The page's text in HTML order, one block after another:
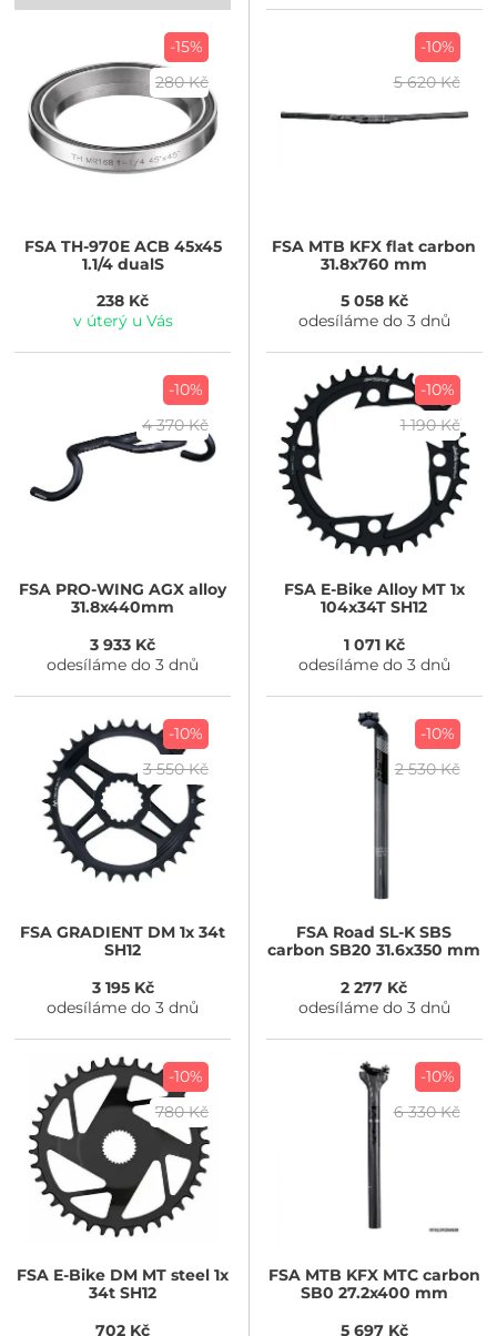
-15%
280 Kč
FSATH-970E ACB 45x45
1.1/4 dualS
238 Kč
v úterý u Vás
-10%
5 620 Kč
FSA MTB KFX flat carbon
31.8x760 mm
5 058 Kč
odesíláme do 3 dnů
-10%
4 370 Kč
FSA PRO-WING AGX alloy
31.8x440mm
3 933 Kč
odesíláme do 3 dnů
-10%
1 190 Kč
FSAE-Bike Alloy MT 1x
104x34T SH12
1 071 Kč
odesíláme do 3 dnů
-10%
3 550 Kč
FSA GRADIENT DM 1x 34t
SH12
3 195 Kč
odesíláme do 3 dnů
-10%
2 530 Kč
FSA Road SL-K SBS
carbon SB20 31.6x350 mm
2 277 Kč
odesíláme do 3 dnů
-10%
780 Kč
FSA E-Bike DM MT steel 1x
34t SH12
702 Kč
-10%
6 330 Kč
FSAMTB KFX MTC carbon
SB0 27.2x400 mm
5 697 Kč